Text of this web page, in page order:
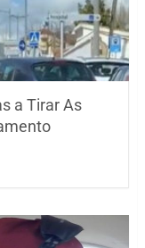
a Tirar As